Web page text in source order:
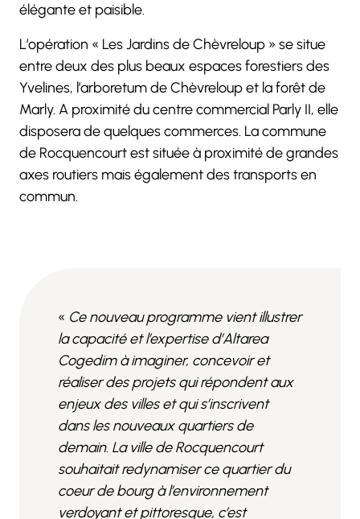
élégante et paisible.
L’opération « Les Jardins de Chèvreloup » se situe
entre deux des plus beaux espaces forestiers des
Yvelines, l’arboretum de Chèvreloup et la forêt de
Marly. A proximité du centre commercial Parly II, elle
disposera de quelques commerces. La commune
de Rocquencourt est située à proximité de grandes
axes routiers mais également des transports en
commun.
« Ce nouveau programme vient illustrer
la capacité et l’expertise d’Altarea
Cogedim à imaginer, concevoir et
réaliser des projets qui répondent aux
enjeux des villes et qui s’inscrivent
dans les nouveaux quartiers de
demain. La ville de Rocquencourt
souhaitait redynamiser ce quartier du
coeur de bourg à l’environnement
verdoyant et pittoresque, c’est